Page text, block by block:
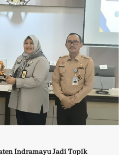
Indramayu Jadi Topik